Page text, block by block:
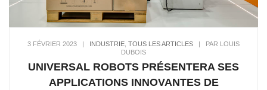
3 FÉVRIER 2023 | INDUSTRIE TOUS LES ARTICLES | PAR LOUIS
DUBOIS
UNIVERSAL ROBOTS PRÉSENTERA SES
APPLICATIONS INNOVANTES DE